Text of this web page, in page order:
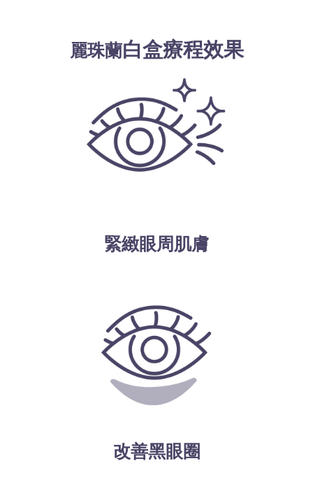
麗珠蘭白盒療程效果
緊緻眼周肌膚
改善黑眼圈